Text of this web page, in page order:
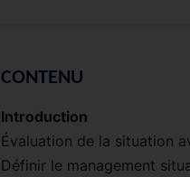
CONTENU
Introduction
Évaluation de la situation
Définir le management